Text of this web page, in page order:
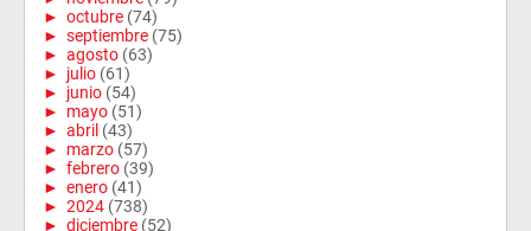
► octubre (74)
► septiembre (75)
► agosto (63)
► julio (61)
► junio (54)
► mayo (51)
► abril (43)
► marzo (57)
► febrero (39)
► enero (41)
► 2024 (738)
► diciembre (52)